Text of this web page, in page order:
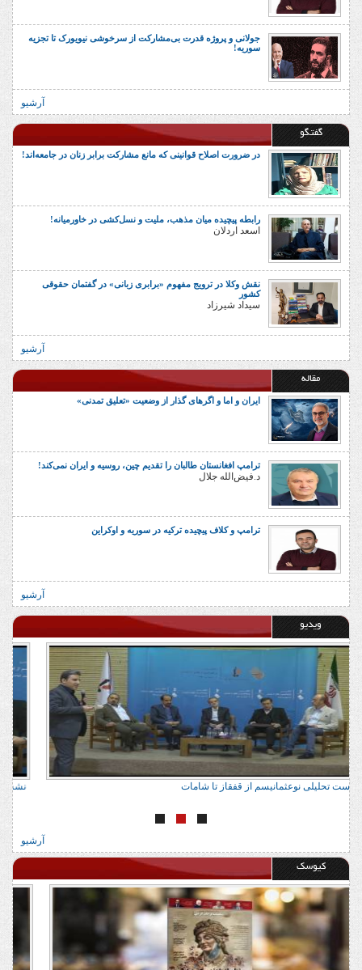
جولانی و پروژه قدرت بی‌مشارکت از سرخوشی نیویورک تا تجزیه
سوریه!
آرشیو
گفتگو
در ضرورت اصلاح قوانینی که مانع مشارکت برابر زنان در جامعه‌اند!
رابطه پیچیده میان مذهب، ملیت و نسل‌کشی در خاورمیانه!
اسعد اردلان
نقش وکلا در ترویج مفهوم «برابری زبانی» در گفتمان حقوقی
کشور
سیداد شیرزاد
آرشیو
مقاله
ایران و اما و اگرهای گذار از وضعیت «تعلیق تمدنی»
ترامپ افغانستان طالبان را تقدیم چین، روسیه و ایران نمی‌کند!
د.فیض‌الله جلال
ترامپ و کلاف پیچیده ترکیه در سوریه و اوکراین
آرشیو
ویدیو
نشست تحلیلی نوعثمانیسم از قفقاز تا شامات
آرشیو
کیوسک